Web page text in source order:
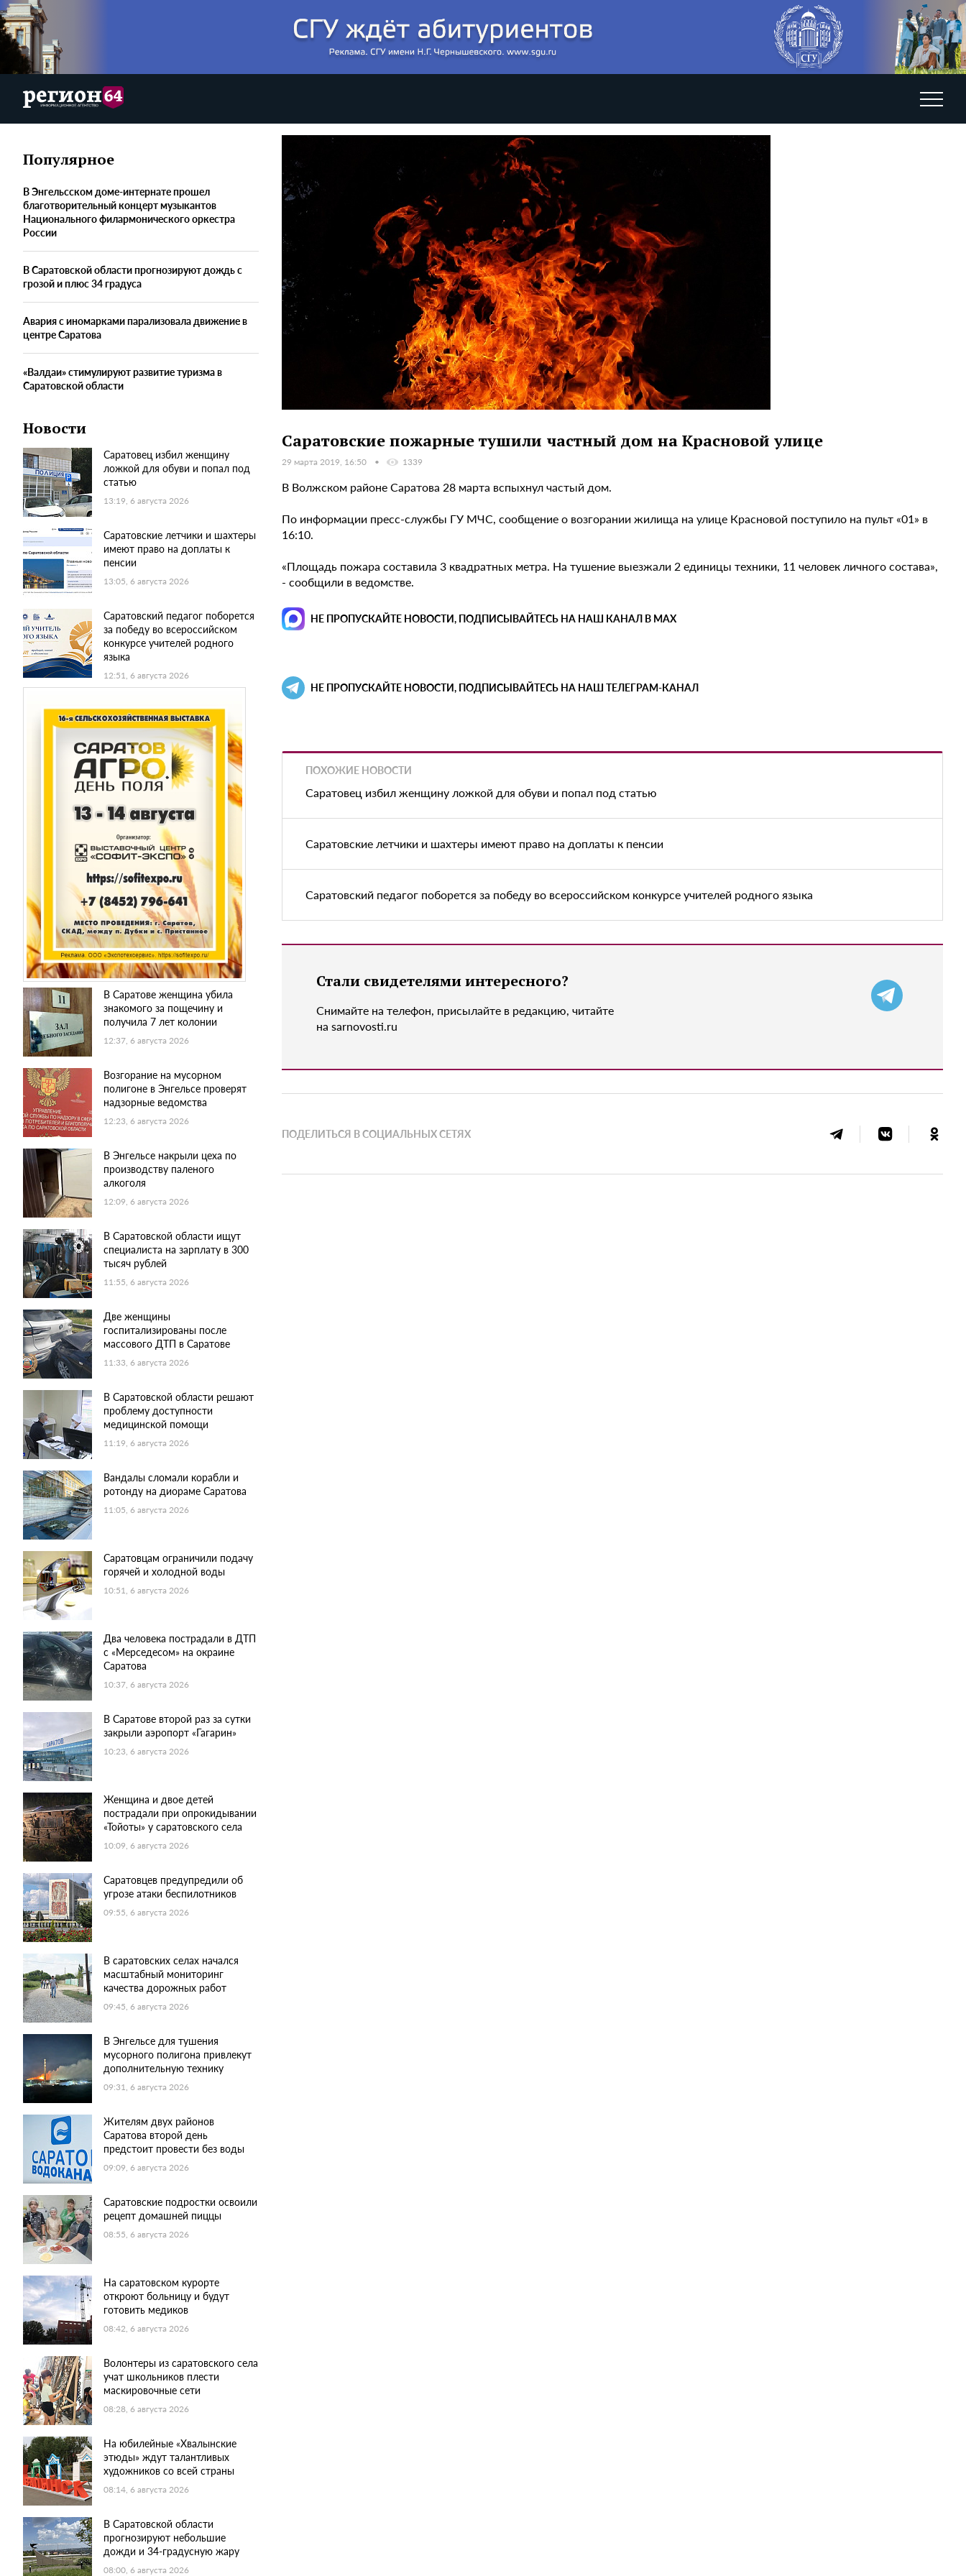
Популярное
В Энгельсском доме-интернате прошел
благотворительный концерт музыкантов
Национального филармонического оркестра
России
В Саратовской области прогнозируют дождь с
грозой и плюс 34 градуса
Авария с иномарками парализовала движение в
центре Саратова
«Валдаи» стимулируют развитие туризма в
Саратовской области
Новости
Саратовец избил женщину
ложкой для обуви и попал под
статью
13:19, 6 августа 2026
Саратовские летчики и шахтеры
имеют право на доплаты к
пенсии
13:05, 6 августа 2026
Саратовский педагог поборется
за победу во всероссийском
конкурсе учителей родного
языка
12:51, 6 августа 2026
В Саратове женщина убила
знакомого за пощечину и
получила 7 лет колонии
12:37, 6 августа 2026
Возгорание на мусорном
полигоне в Энгельсе проверят
надзорные ведомства
12:23, 6 августа 2026
В Энгельсе накрыли цеха по
производству паленого
алкоголя
12:09, 6 августа 2026
В Саратовской области ищут
специалиста на зарплату в 300
тысяч рублей
11:55, 6 августа 2026
Две женщины
госпитализированы после
массового ДТП в Саратове
11:33, 6 августа 2026
В Саратовской области решают
проблему доступности
медицинской помощи
11:19, 6 августа 2026
Вандалы сломали корабли и
ротонду на диораме Саратова
11:05, 6 августа 2026
Саратовцам ограничили подачу
горячей и холодной воды
10:51, 6 августа 2026
Два человека пострадали в ДТП
с «Мерседесом» на окраине
Саратова
10:37, 6 августа 2026
В Саратове второй раз за сутки
закрыли аэропорт «Гагарин»
10:23, 6 августа 2026
Женщина и двое детей
пострадали при опрокидывании
«Тойоты» у саратовского села
10:09, 6 августа 2026
Саратовцев предупредили об
угрозе атаки беспилотников
09:55, 6 августа 2026
В саратовских селах начался
масштабный мониторинг
качества дорожных работ
09:45, 6 августа 2026
В Энгельсе для тушения
мусорного полигона привлекут
дополнительную технику
09:31, 6 августа 2026
Жителям двух районов
Саратова второй день
предстоит провести без воды
09:09, 6 августа 2026
Саратовские подростки освоили
рецепт домашней пиццы
08:55, 6 августа 2026
На саратовском курорте
откроют больницу и будут
готовить медиков
08:42, 6 августа 2026
Волонтеры из саратовского села
учат школьников плести
маскировочные сети
08:28, 6 августа 2026
На юбилейные «Хвалынские
этюды» ждут талантливых
художников со всей страны
08:14, 6 августа 2026
В Саратовской области
прогнозируют небольшие
дожди и 34-градусную жару
08:00, 6 августа 2026
Саратовские пожарные тушили частный дом на Красновой улице
29 марта 2019, 16:50 1339
В Волжском районе Саратова 28 марта вспыхнул частый дом.
По информации пресс-службы ГУ МЧС, сообщение о возгорании жилища на улице Красновой поступило на пульт «01» в
16:10.
«Площадь пожара составила 3 квадратных метра. На тушение выезжали 2 единицы техники, 11 человек личного состава»,
- сообщили в ведомстве.
НЕ ПРОПУСКАЙТЕ НОВОСТИ, ПОДПИСЫВАЙТЕСЬ НА НАШ КАНАЛ В MAX
НЕ ПРОПУСКАЙТЕ НОВОСТИ, ПОДПИСЫВАЙТЕСЬ НА НАШ ТЕЛЕГРАМ-КАНАЛ
ПОХОЖИЕ НОВОСТИ
Саратовец избил женщину ложкой для обуви и попал под статью
Саратовские летчики и шахтеры имеют право на доплаты к пенсии
Саратовский педагог поборется за победу во всероссийском конкурсе учителей родного языка
Стали свидетелями интересного?
Снимайте на телефон, присылайте в редакцию, читайте
на sarnovosti.ru
ПОДЕЛИТЬСЯ В СОЦИАЛЬНЫХ СЕТЯХ